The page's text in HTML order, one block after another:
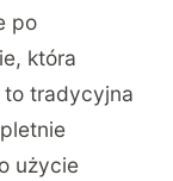
po
która
to tradycyjna
użycie